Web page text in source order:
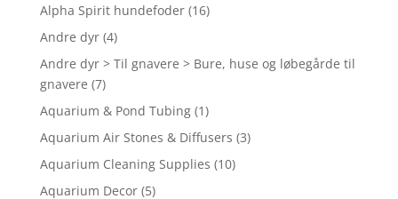
Alpha Spirit hundefoder (16)
Andre dyr (4)
Andre dyr > Til gnavere > Bure, huse og løbegårde til
gnavere (7)
Aquarium & Pond Tubing (1)
Aquarium Air Stones & Diffusers (3)
Aquarium Cleaning Supplies (10)
Aquarium Decor (5)